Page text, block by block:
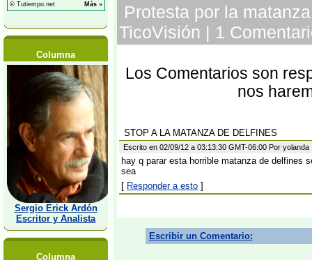
Columna
Sergio Erick Ardón
Escritor y Analista
Columna
Protesta por la
TicoVisión | 1
Los Comentarios son
nos
STOP A LA MATANZA DE DELFINES
Escrito en 02/09/12 a 03:13:30 GMT-06:00 Por yolanda
hay q parar esta horrible matanza de delfines
sea
[ Responder a esto ]
Escribir un Comentario: